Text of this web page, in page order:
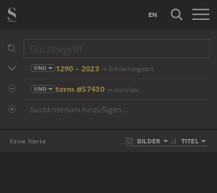
EN
UND 1290 - 2023 in Entstehungszeit
UND term #57430 in Iconclass
Suchkriterium hinzufügen...
Keine Werke BILDER TITEL